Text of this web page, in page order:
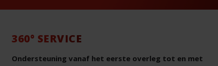
360° SERVICE
Ondersteuning vanaf het eerste overleg tot en met